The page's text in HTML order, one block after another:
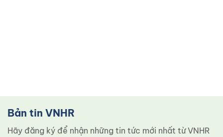
Bản tin VNHR
Hãy đăng ký để nhận những tin tức mới nhất từ ​​VNHR